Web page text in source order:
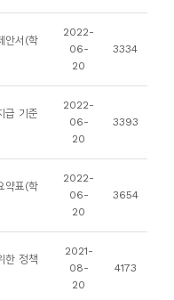
안서(학
2022-
06-
20
3334
급 기준
2022-
06-
20
3393
약표(학
2022-
06-
20
3654
한 정책
2021-
08-
20
4173